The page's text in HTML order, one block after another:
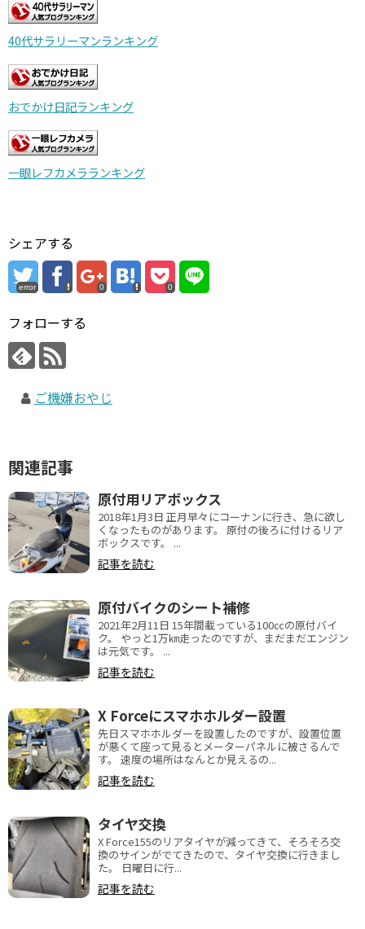
40代サラリーマンランキング
おでかけ日記ランキング
一眼レフカメラランキング
シェアする
error 0 0
フォローする
ご機嫌おやじ
関連記事
原付用リアボックス
2018年1月3日 正月早々にコーナンに行き、急に欲し
くなったものがあります。 原付の後ろに付けるリア
ボックスです。 ...
記事を読む
原付バイクのシート補修
2021年2月11日 15年間載っている100㏄の原付バイ
ク。 やっと1万㎞走ったのですが、まだまだエンジン
は元気です。 ...
記事を読む
X Forceにスマホホルダー設置
先日スマホホルダーを設置したのですが、設置位置
が悪くて座って見るとメーターパネルに被さるんで
す。 速度の場所はなんとか見えるの...
記事を読む
タイヤ交換
X Force155のリアタイヤが減ってきて、そろそろ交
換のサインがでてきたので、タイヤ交換に行きまし
た。 日曜日に行...
記事を読む